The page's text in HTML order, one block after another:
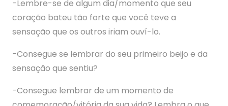
-Lembre-se de algum dia/momento que seu
coração bateu tão forte que você teve a
sensação que os outros iriam ouví-lo.
-Consegue se lembrar do seu primeiro beijo e da
sensação que sentiu?
-Consegue lembrar de um momento de